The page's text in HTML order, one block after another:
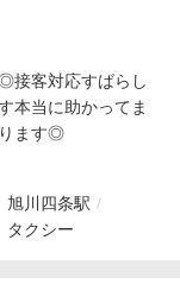
接客対応すばらし
本当に助かってま
ます◎
旭川四条駅
タクシー